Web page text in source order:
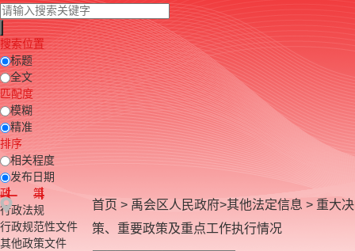
搜索位置
标题
全文
匹配度
模糊
精准
排序
相关程度
发布日期
政 策
行政法规
行政规范性文件
其他政策文件
首页 > 禹会区人民政府>其他法定信息 > 重大决
策、重要政策及重点工作执行情况